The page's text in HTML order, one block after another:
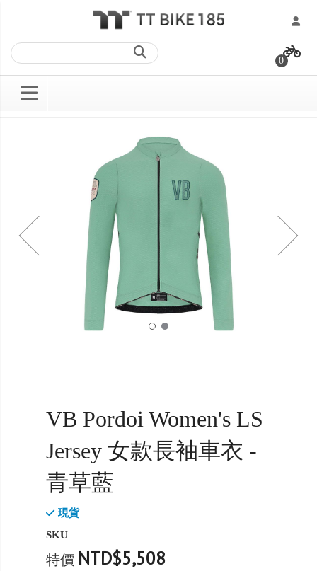
內
0
gallery
gallery
VB Pordoi Women's LS
Jersey 女款長袖車衣 -
青草藍
現貨
SKU
特價 NTD$5,508